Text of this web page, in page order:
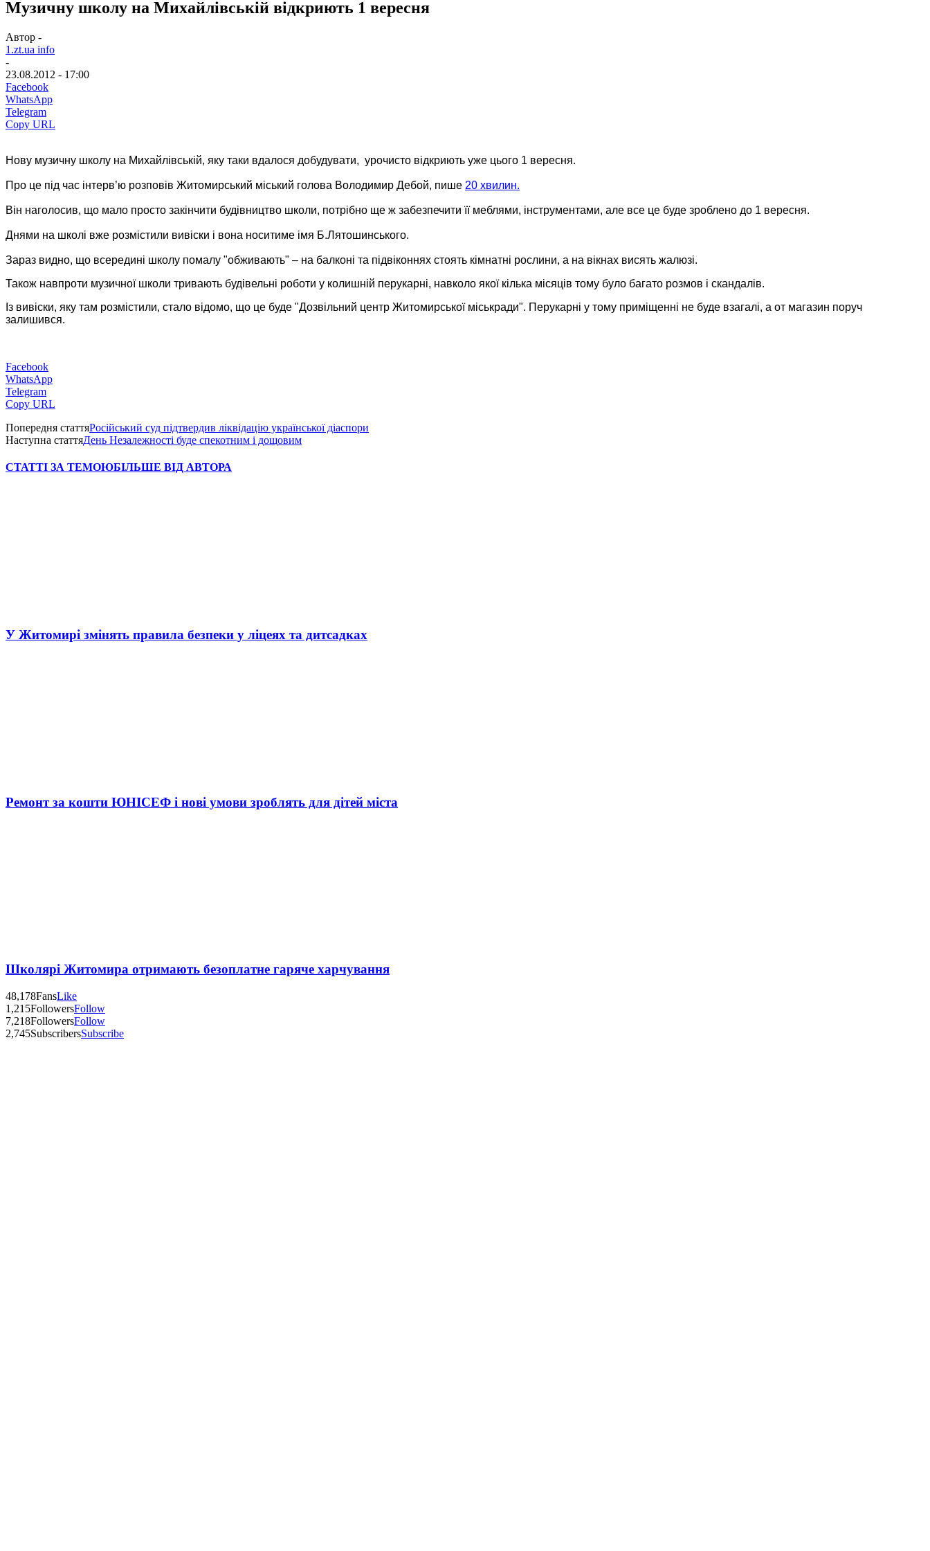
Музичну школу на Михайлівській відкриють 1 вересня
Автор -
1.zt.ua info
-
23.08.2012 - 17:00
Facebook
WhatsApp
Telegram
Copy URL
Нову музичну школу на Михайлівській, яку таки вдалося добудувати, урочисто відкриють уже цього 1 вересня.
Про це під час інтерв’ю розповів Житомирський міський голова Володимир Дебой, пише 20 хвилин.
Він наголосив, що мало просто закінчити будівництво школи, потрібно ще ж забезпечити її меблями, інструментами, але все це буде зроблено до 1 вересня.
Днями на школі вже розмістили вивіски і вона носитиме імя Б.Лятошинського.
Зараз видно, що всередині школу помалу "обживають" – на балконі та підвіконнях стоять кімнатні рослини, а на вікнах висять жалюзі.
Також навпроти музичної школи тривають будівельні роботи у колишній перукарні, навколо якої кілька місяців тому було багато розмов і скандалів.
Із вивіски, яку там розмістили, стало відомо, що це буде "Дозвільний центр Житомирської міськради". Перукарні у тому приміщенні не буде взагалі, а от магазин поруч
залишився.
Facebook
WhatsApp
Telegram
Copy URL
Попередня статтяРосійський суд підтвердив ліквідацію української діаспори
Наступна статтяДень Незалежності буде спекотним і дощовим
СТАТТІ ЗА ТЕМОЮБІЛЬШЕ ВІД АВТОРА
У Житомирі змінять правила безпеки у ліцеях та дитсадках
Ремонт за кошти ЮНІСЕФ і нові умови зроблять для дітей міста
Школярі Житомира отримають безоплатне гаряче харчування
48,178FansLike
1,215FollowersFollow
7,218FollowersFollow
2,745SubscribersSubscribe